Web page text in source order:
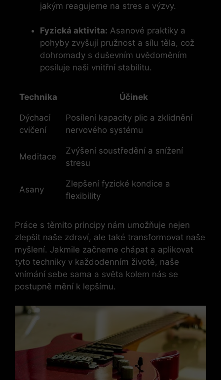
jakým reagujeme na stres a výzvy.
Fyzická aktivita: Asanové praktiky a
pohyby zvyšují pružnost a sílu těla, což
dohromady s duševním uvědoměním
posiluje naši vnitřní stabilitu.
Technika Účinek
Dýchací
cvičení
Posílení kapacity plic a zklidnění
nervového systému
Meditace
Zvýšení soustředění a snížení
stresu
Asany
Zlepšení fyzické kondice a
flexibility
Práce s těmito principy nám umožňuje nejen
zlepšit naše zdraví, ale také transformovat naše
myšlení. Jakmile začneme chápat a aplikovat
tyto techniky v každodenním životě, naše
vnímání sebe sama a světa kolem nás se
postupně mění k lepšímu.